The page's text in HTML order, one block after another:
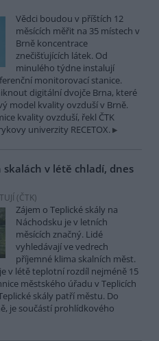
Vědci boudou v příštích 12
měsících měřit na 35 místech v
Brně koncentrace
znečišťujících látek. Od
minulého týdne instalují
monitorovací stanice.
digitální dvojče Brna, které
model kvality ovzduší v Brně.
kvality ovzduší, řekl ČTK
univerzity RECETOX.
skalách v létě chladí, dnes
(ČTK)
Zájem o Teplické skály na
Náchodsku je v letních
měsících značný. Lidé
vyhledávají ve vedrech
příjemné klima skalních měst.
v létě teplotní rozdíl nejméně 15
městského úřadu v Teplicích
skály patří městu. Do
je součástí prohlídkového